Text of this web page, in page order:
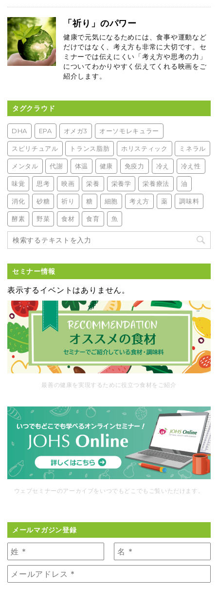
「祈り」のパワー
健康で元気になるためには、食事や運動など
だけではなく、考え方も非常に大切です。セ
ミナーでは伝えにくい「考え方や思考の力」
についてわかりやすく伝えてくれる映画をご
紹介します。
タグクラウド
DHA EPA オメガ3 オーソモレキュラー
スピリチュアル トランス脂肪 ホリスティック ミネラル
メンタル 代謝 体温 健康 免疫力 冷え 冷え性
味覚 思考 映画 栄養 栄養学 栄養療法 油
消化 砂糖 祈り 糖 細胞 考え方 薬 調味料
酵素 野菜 食材 食育 魚
セミナー情報
表示するイベントはありません。
最善の健康を実現するために役立つ食材をご紹介
ウェブセミナーのアーカイブをいつでもどこでもご覧いただけます。
メールマガジン登録